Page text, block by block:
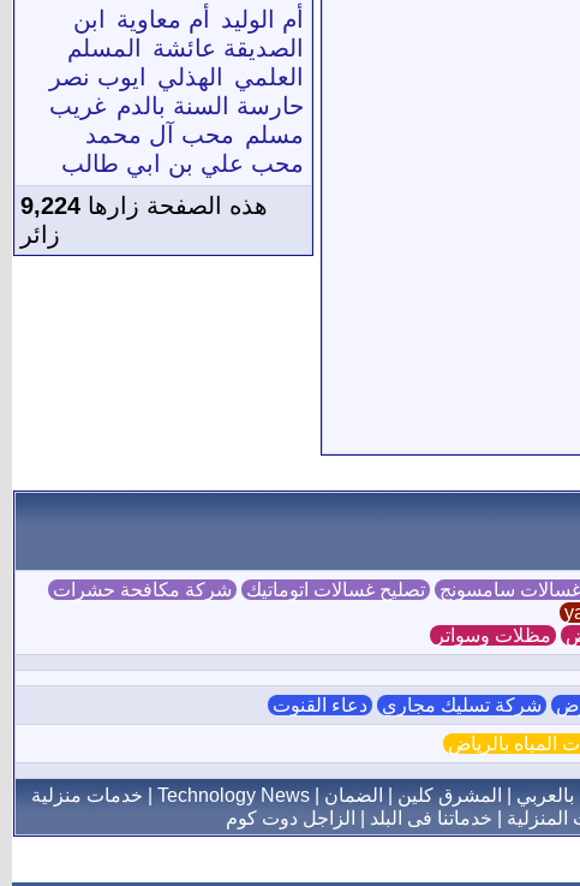
أم الوليد
أم معاوية
ابن
الصديقة عائشة
المسلم
العلمي
الهذلي
ايوب نصر
حارسة السنة بالدم غريب
مسلم محب آل محمد
محب علي بن ابي طالب
هذه الصفحة زارها 9,224
زائر
سامسونج تصليح غسالات اتوماتيك شركة مكافحة حشرات
مظلات وسواتر
شركة تسليك مجاري دعاء القنوت
بالرياض
المشرق كلين الضمان Technology News
خدمات منزلية
خدماتنا فى البلد الزاجل دوت كوم